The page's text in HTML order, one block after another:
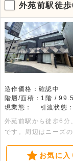
外苑前駅徒
階貸店舗・
造作価格：確認中
階層/面積：1階 /
現業態：
引渡状態
外苑前駅から徒歩6分
です。周辺はニーズ
まずはお気軽にお問
お気に入